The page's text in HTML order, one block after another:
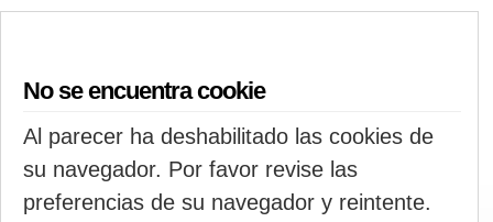
No se encuentra cookie
Al parecer ha deshabilitado las cookies de
su navegador. Por favor revise las
preferencias de su navegador y reintente.